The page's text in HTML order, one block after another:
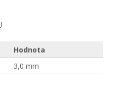
Hodnota
3,0 mm